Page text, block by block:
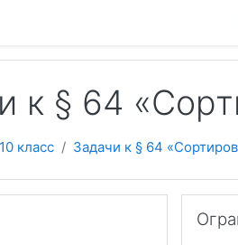
к § 64
10 класс Задачи к § 64